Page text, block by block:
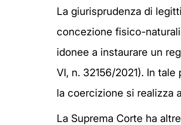
La giurisprudenza di
concezione fisico-
idonee a instaurare un
VI, n. 32156/2021). In
la coercizione si realizza
La Suprema Corte ha